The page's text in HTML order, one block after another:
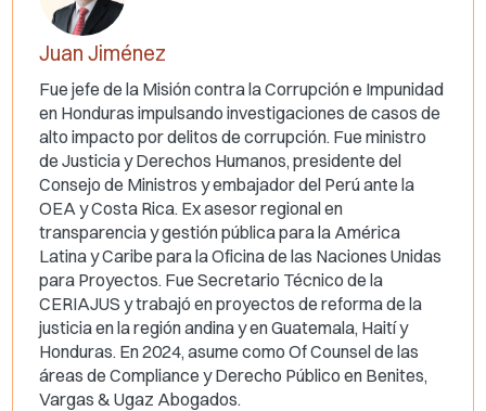
Juan Jiménez
Fue jefe de la Misión contra la Corrupción e Impunidad
en Honduras impulsando investigaciones de casos de
alto impacto por delitos de corrupción. Fue ministro
de Justicia y Derechos Humanos, presidente del
Consejo de Ministros y embajador del Perú ante la
OEA y Costa Rica. Ex asesor regional en
transparencia y gestión pública para la América
Latina y Caribe para la Oficina de las Naciones Unidas
para Proyectos. Fue Secretario Técnico de la
CERIAJUS y trabajó en proyectos de reforma de la
justicia en la región andina y en Guatemala, Haití y
Honduras. En 2024, asume como Of Counsel de las
áreas de Compliance y Derecho Público en Benites,
Vargas & Ugaz Abogados.